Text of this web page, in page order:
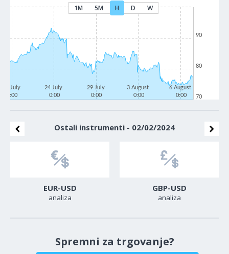
1M 5M H D W
21 July
0:00
24 July
0:00
29 July
0:00
3 August
0:00
6 August
0:00
70
80
90
Ostali instrumenti - 02/02/2024
EUR-USD
analiza
GBP-USD
analiza
Spremni za trgovanje?